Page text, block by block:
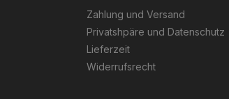
Zahlung und Versand
Privatshpäre und Datenschutz
Lieferzeit
Widerrufsrecht